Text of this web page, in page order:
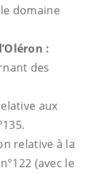
domaine
:
des
aux
relative à la
(avec le